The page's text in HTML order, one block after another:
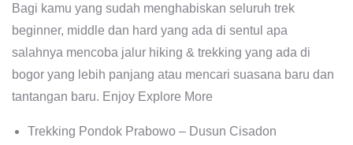
Bagi kamu yang sudah menghabiskan seluruh trek
beginner, middle dan hard yang ada di sentul apa
salahnya mencoba jalur hiking & trekking yang ada di
bogor yang lebih panjang atau mencari suasana baru dan
tantangan baru. Enjoy Explore More
Trekking Pondok Prabowo – Dusun Cisadon